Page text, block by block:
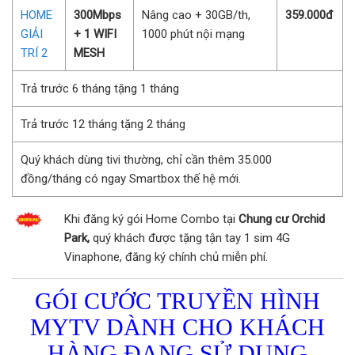
HOME
GIẢI
TRÍ 2
300Mbps
+ 1 WIFI
MESH
Nâng cao + 30GB/th,
1000 phút nội mạng
359.000đ
Trả trước 6 tháng tặng 1 tháng
Trả trước 12 tháng tặng 2 tháng
Quý khách dùng tivi thường, chỉ cần thêm 35.000
đồng/tháng có ngay Smartbox thế hệ mới.
Khi đăng ký gói Home Combo tại Chung cư Orchid
Park, quý khách được tặng tận tay 1 sim 4G
Vinaphone, đăng ký chính chủ miễn phí.
GÓI CƯỚC TRUYỀN HÌNH
MYTV DÀNH CHO KHÁCH